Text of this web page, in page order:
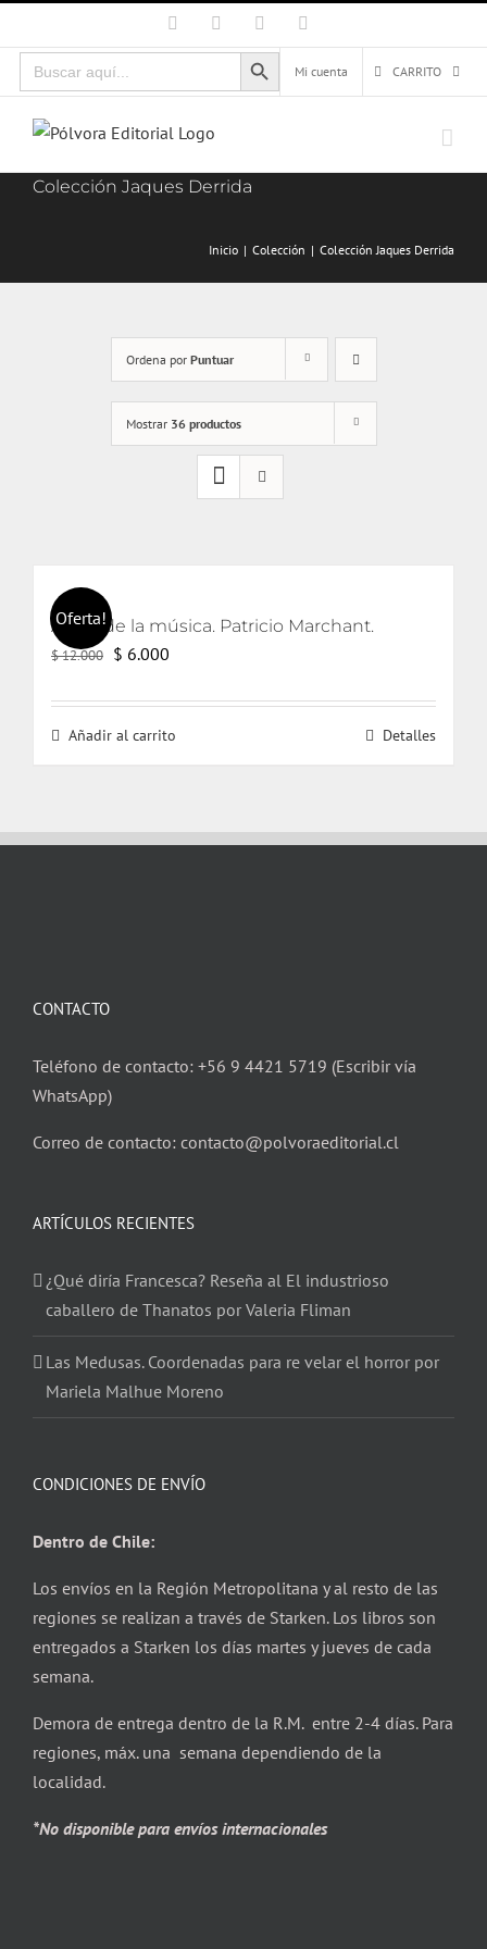
al
contenido
Facebook Instagram
Buscar:
Botón de búsqueda
Mi cuenta
CARRITO
Colección Jaques Derrida
Inicio Colección Colección Jaques Derrida
Ordena por Puntuar
Mostrar 36 productos
Oferta!
Amor de la música. Patricio Marchant.
$12.000 El
original
era:
$ 6.000
actual
es:
Añadir al carrito Detalles
CONTACTO
Teléfono de contacto: +56 9 4421 5719 (Escribir vía
WhatsApp)
Correo de contacto: contacto@polvoraeditorial.cl
ARTÍCULOS RECIENTES
¿Qué diría Francesca? Reseña al El industrioso
caballero de Thanatos por Valeria Fliman
Las Medusas. Coordenadas para re velar el horror por
Mariela Malhue Moreno
CONDICIONES DE ENVÍO
Dentro de Chile:
Los envíos en la Región Metropolitana y al resto de las
regiones se realizan a través de Starken. Los libros son
entregados a Starken los días martes y jueves de cada
semana.
Demora de entrega dentro de la R.M. entre 2-4 días. Para
regiones, máx. una semana dependiendo de la
localidad.
*No disponible para envíos internacionales